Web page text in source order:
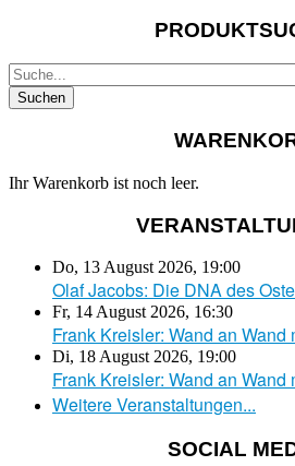
Ihr Warenkorb ist noch leer.
Do, 13 August 2026, 19:00
Olaf Jacobs: Die DNA des
Fr, 14 August 2026, 16:30
Frank Kreisler: Wand an Wand
Di, 18 August 2026, 19:00
Frank Kreisler: Wand an Wand
Weitere Veranstaltungen...
SOCIAL